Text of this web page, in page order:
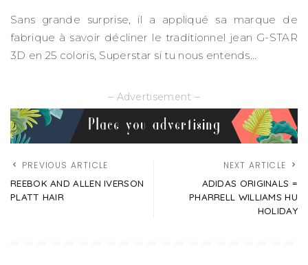
Sans grande surprise, il a appliqué sa marque de
fabrique à savoir décliner le traditionnel jean G-STAR
3D en 25 coloris, Superstar si tu nous entends…
– Advertisement –
PREVIOUS ARTICLE
REEBOK AND ALLEN IVERSON
PLATT HAIR
NEXT ARTICLE
ADIDAS ORIGINALS =
PHARRELL WILLIAMS HU
HOLIDAY